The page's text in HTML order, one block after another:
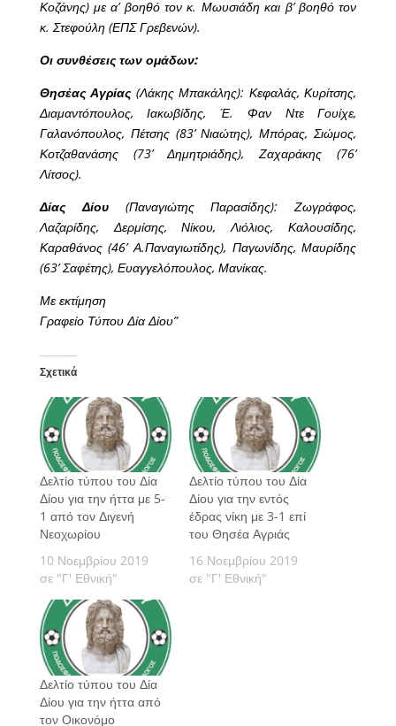
Κοζάνης) με α’ βοηθό τον κ. Μωυσιάδη και β’ βοηθό τον
κ. Στεφούλη (ΕΠΣ Γρεβενών).
Οι συνθέσεις των ομάδων:
Θησέας Αγρίας(Λάκης Μπακάλης): Κεφαλάς, Κυρίτσης,
Διαμαντόπουλος, Ιακωβίδης, Έ. Φαν Ντε Γουίχε,
Γαλανόπουλος, Πέτσης (83’ Νιαώτης), Μπόρας, Σιώμος,
Κοτζαθανάσης (73’ Δημητριάδης), Ζαχαράκης (76’
Λίτσος).
Δίας Δίου(Παναγιώτης Παρασίδης): Ζωγράφος,
Λαζαρίδης, Δερμίσης, Νίκου, Λιόλιος, Καλουσίδης,
Καραθάνος (46’ Α.Παναγιωτίδης), Παγωνίδης, Μαυρίδης
(63’ Σαφέτης), Ευαγγελόπουλος, Μανίκας.
Με εκτίμηση
Γραφείο Τύπου Δία Δίου”
Σχετικά
Δελτίο τύπου του Δία
Δίου για την ήττα με 5-
1 από τον Διγενή
Νεοχωρίου
10 Νοεμβρίου 2019
σε "Γ' Εθνική"
Δελτίο τύπου του Δία
Δίου για την εντός
έδρας νίκη με 3-1 επί
του Θησέα Αγριάς
16 Νοεμβρίου 2019
σε "Γ' Εθνική"
Δελτίο τύπου του Δία
Δίου για την ήττα από
τον Οικονόμο